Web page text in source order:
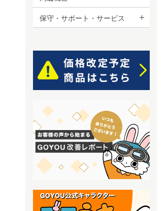
保守・サポート・サービス